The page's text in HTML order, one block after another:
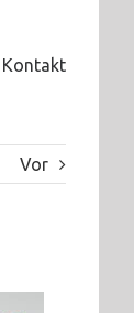
Kontakt
Vor